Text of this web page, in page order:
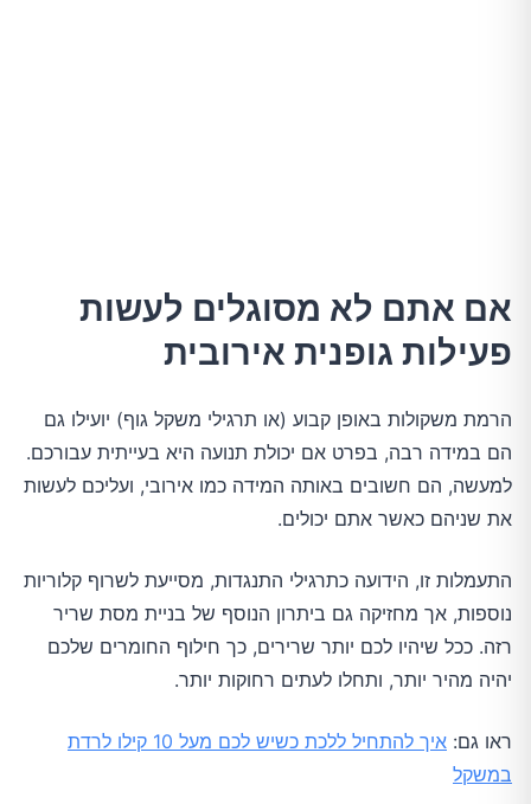
אם אתם לא מסוגלים לעשות
פעילות גופנית אירובית
הרמת משקולות באופן קבוע (או תרגילי משקל גוף) יועילו גם
הם במידה רבה, בפרט אם יכולת תנועה היא בעייתית עבורכם.
למעשה, הם חשובים באותה המידה כמו אירובי, ועליכם לעשות
את שניהם כאשר אתם יכולים.
התעמלות זו, הידועה כתרגילי התנגדות, מסייעת לשרוף קלוריות
נוספות, אך מחזיקה גם ביתרון הנוסף של בניית מסת שריר
רזה. ככל שיהיו לכם יותר שרירים, כך חילוף החומרים שלכם
יהיה מהיר יותר, ותחלו לעתים רחוקות יותר.
ראו גם:
איך להתחיל ללכת כשיש לכם מעל 10 קילו לרדת
במשקל